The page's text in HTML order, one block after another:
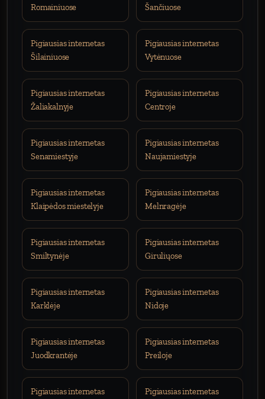
Romainiuose
Šančiuose
Pigiausias internetas
Šilainiuose
Pigiausias internetas
Vytėnuose
Pigiausias internetas
Žaliakalnyje
Pigiausias internetas
Centroje
Pigiausias internetas
Senamiestyje
Pigiausias internetas
Naujamiestyje
Pigiausias internetas
Klaipėdos miestelyje
Pigiausias internetas
Melnragėje
Pigiausias internetas
Smiltynėje
Pigiausias internetas
Giruliųose
Pigiausias internetas
Karklėje
Pigiausias internetas
Nidoje
Pigiausias internetas
Juodkrantėje
Pigiausias internetas
Preiloje
Pigiausias internetas
Pigiausias internetas